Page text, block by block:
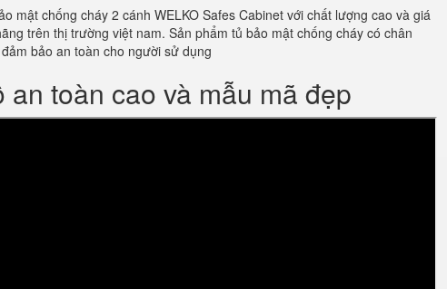
mật chống cháy 2 cánh WELKO Safes Cabinet với chất lượng cao và giá
trên thị trường việt nam. Sản phẩm tủ bảo mật chống cháy có chân
bảo an toàn cho người sử dụng
toàn cao và mẫu mã đẹp